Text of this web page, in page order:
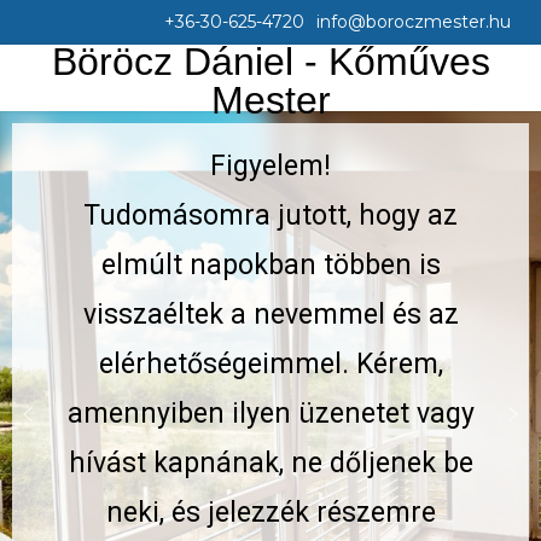
+36-30-625-4720 info@boroczmester.hu
Böröcz Dániel - Kőműves
Mester
Figyelem!
Tudomásomra jutott, hogy az
elmúlt napokban többen is
visszaéltek a nevemmel és az
elérhetőségeimmel. Kérem,
amennyiben ilyen üzenetet vagy
hívást kapnának, ne dőljenek be
neki, és jelezzék részemre